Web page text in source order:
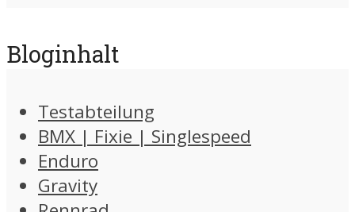
Bloginhalt
Testabteilung
BMX | Fixie | Singlespeed
Enduro
Gravity